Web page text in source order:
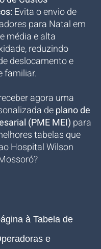
Evita o envio de
para Natal em
média e alta
reduzindo
deslocamento e
familiar.
agora uma
de plano de
(PME MEI) para
tabelas que
Hospital Wilson
à Tabela de
e